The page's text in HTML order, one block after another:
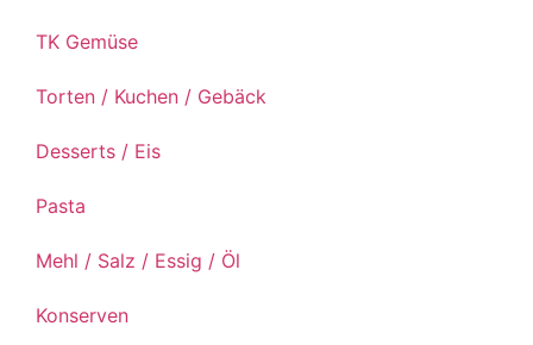
TK Gemüse
Torten / Kuchen / Gebäck
Desserts / Eis
Pasta
Mehl / Salz / Essig / Öl
Konserven